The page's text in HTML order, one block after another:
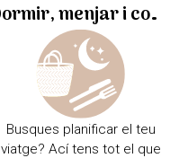
Dormir, menjar i comprar
Busques planificar el teu
viatge? Ací tens tot el que